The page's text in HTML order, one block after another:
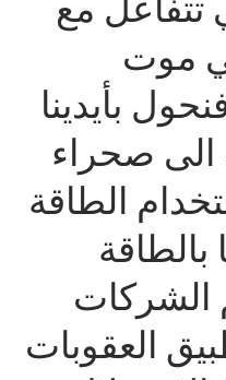
تتفاعل مع
موت
بأيدينا
الى صحراء
الطاقة
بالطاقة
الشركات
العقوبات